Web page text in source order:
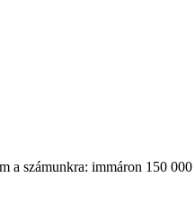
a számunkra: immáron 150